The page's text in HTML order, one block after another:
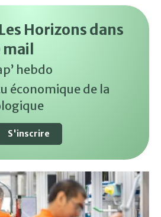
Horizons dans
hebdo
économique de la
S'inscrire